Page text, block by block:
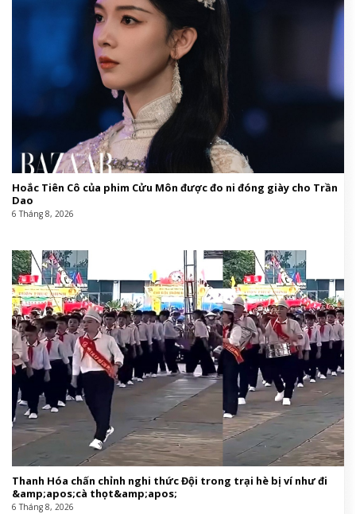
Hoắc Tiên Cô của phim Cửu Môn được đo ni đóng giày cho Trần
Dao
6 Tháng 8, 2026
Thanh Hóa chấn chỉnh nghi thức Đội trong trại hè bị ví như đi
&amp;apos;cà thọt&amp;apos;
6 Tháng 8, 2026